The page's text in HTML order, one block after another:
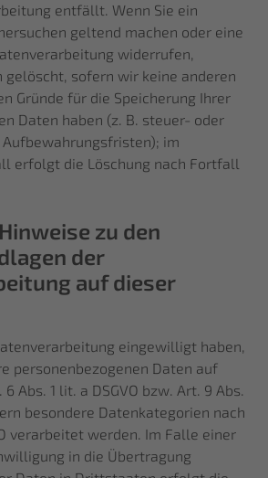
entfällt. Wenn Sie ein
geltend machen oder eine
widerrufen,
gelöscht, sofern wir keine anderen
Gründe für die Speicherung Ihrer
Daten haben (z. B. steuer- oder
im
erfolgt die Löschung nach Fortfall
zu den
der
auf dieser
eingewilligt haben,
personenbezogenen Daten auf
Abs. 1 lit. a DSGVO bzw. Art. 9 Abs.
besondere Datenkategorien nach
verarbeitet werden. Im Falle einer
in die Übertragung